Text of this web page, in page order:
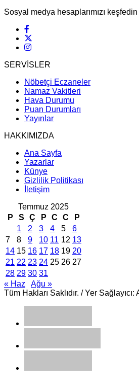
Sosyal medya hesaplarımızı keşfedin
SERVİSLER
Nöbetçi Eczaneler
Namaz Vakitleri
Hava Durumu
Puan Durumları
Yayınlar
HAKKIMIZDA
Ana Sayfa
Yazarlar
Künye
Gizlilik Politikası
İletişim
Temmuz 2025
P
S Ç P C C
P
1
2 3 4 5
6
7
8 9 10 11 12 13
14 15 16 17 18 19 20
21 22 23 24 25 26 27
28 29 30 31
« Haz
Ağu »
Tüm Hakları Saklıdır. / Yer Sağlayıcı: